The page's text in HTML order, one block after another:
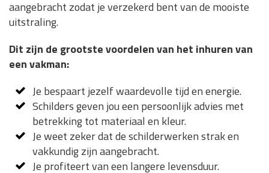
aangebracht zodat je verzekerd bent van de mooiste
uitstraling.
Dit zijn de grootste voordelen van het inhuren van
een vakman:
Je bespaart jezelf waardevolle tijd en energie.
Schilders geven jou een persoonlijk advies met
betrekking tot materiaal en kleur.
Je weet zeker dat de schilderwerken strak en
vakkundig zijn aangebracht.
Je profiteert van een langere levensduur.